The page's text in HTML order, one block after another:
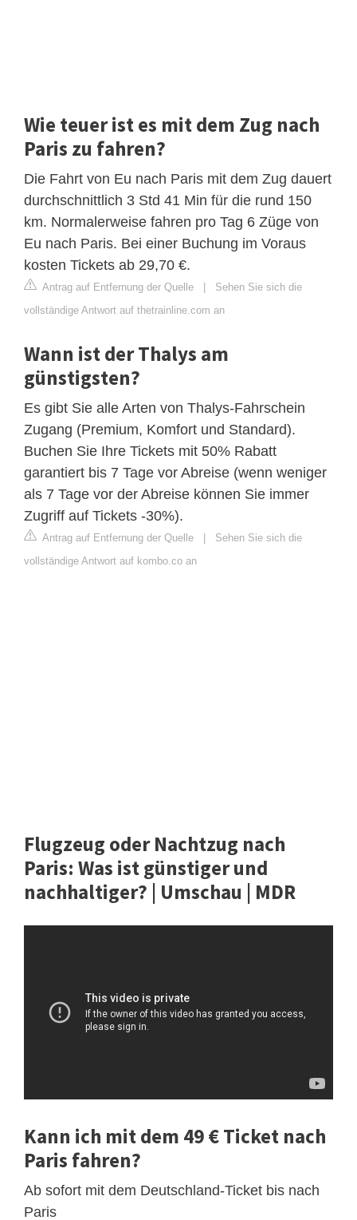
Wie teuer ist es mit dem Zug nach
Paris zu fahren?
Die Fahrt von Eu nach Paris mit dem Zug dauert
durchschnittlich 3 Std 41 Min für die rund 150
km. Normalerweise fahren pro Tag 6 Züge von
Eu nach Paris. Bei einer Buchung im Voraus
kosten Tickets ab 29,70 €.
Antrag auf Entfernung der Quelle
Sehen Sie sich die
vollständige Antwort auf thetrainline.com an
Wann ist der Thalys am
günstigsten?
Es gibt Sie alle Arten von Thalys-Fahrschein
Zugang (Premium, Komfort und Standard).
Buchen Sie Ihre Tickets mit 50% Rabatt
garantiert bis 7 Tage vor Abreise (wenn weniger
als 7 Tage vor der Abreise können Sie immer
Zugriff auf Tickets -30%).
Antrag auf Entfernung der Quelle
Sehen Sie sich die
vollständige Antwort auf kombo.co an
Flugzeug oder Nachtzug nach
Paris: Was ist günstiger und
nachhaltiger? | Umschau | MDR
Kann ich mit dem 49 € Ticket nach
Paris fahren?
Ab sofort mit dem Deutschland-Ticket bis nach
Paris